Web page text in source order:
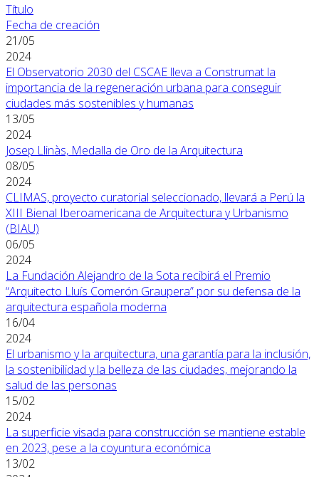
Título
Fecha de creación
21/05
2024
El Observatorio 2030 del CSCAE lleva a Construmat la
importancia de la regeneración urbana para conseguir
ciudades más sostenibles y humanas
13/05
2024
Josep Llinàs, Medalla de Oro de la Arquitectura
08/05
2024
CLIMAS, proyecto curatorial seleccionado, llevará a Perú la
XIII Bienal Iberoamericana de Arquitectura y Urbanismo
(BIAU)
06/05
2024
La Fundación Alejandro de la Sota recibirá el Premio
“Arquitecto Lluís Comerón Graupera” por su defensa de la
arquitectura española moderna
16/04
2024
El urbanismo y la arquitectura, una garantía para la inclusión,
la sostenibilidad y la belleza de las ciudades, mejorando la
salud de las personas
15/02
2024
La superficie visada para construcción se mantiene estable
en 2023, pese a la coyuntura económica
13/02